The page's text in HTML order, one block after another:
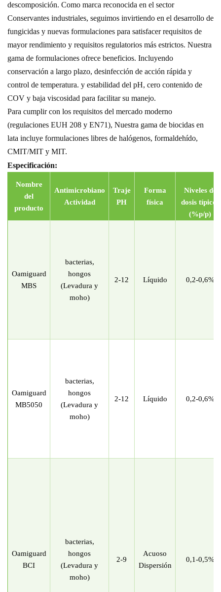
descomposición. Como marca reconocida en el sector
Conservantes industriales, seguimos invirtiendo en el desarrollo de
fungicidas y nuevas formulaciones para satisfacer requisitos de
mayor rendimiento y requisitos regulatorios más estrictos. Nuestra
gama de formulaciones ofrece beneficios. Incluyendo
conservación a largo plazo, desinfección de acción rápida y
control de temperatura. y estabilidad del pH, cero contenido de
COV y baja viscosidad para facilitar su manejo.
Para cumplir con los requisitos del mercado moderno
(regulaciones EUH 208 y EN71), Nuestra gama de biocidas en
lata incluye formulaciones libres de halógenos, formaldehído,
CMIT/MIT y MIT.
Especificación:
Nombre
del
producto
Antimicrobiano
Actividad
Traje
PH
Forma
física
Niveles de
dosis típicos
(%p/p)
Oamiguard
MBS
bacterias,
hongos
(Levadura y
moho)
2-12 Líquido 0,2-0,6%
Oamiguard
MB5050
bacterias,
hongos
(Levadura y
moho)
2-12 Líquido 0,2-0,6%
Oamiguard
BCI
bacterias,
hongos
(Levadura y
moho)
2-9
Acuoso
Dispersión
0,1-0,5%